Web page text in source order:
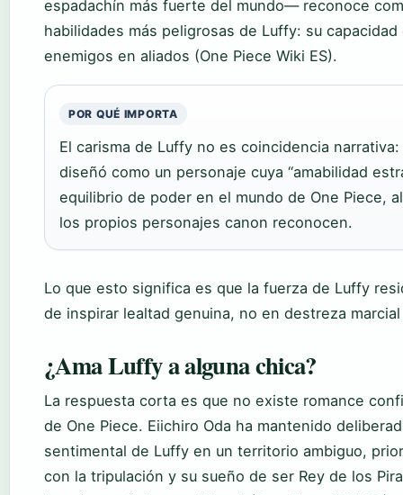
espadachín más fuerte del mundo— reconoce
habilidades más peligrosas de Luffy: su
enemigos en aliados (One Piece Wiki ES).
POR QUÉ IMPORTA
El carisma de Luffy no es coincidencia
diseñó como un personaje cuya “amabilidad
equilibrio de poder en el mundo de One Piece,
los propios personajes canon reconocen.
Lo que esto significa es que la fuerza de Luffy
de inspirar lealtad genuina, no en destreza
¿Ama Luffy a alguna chica?
La respuesta corta es que no existe romance
de One Piece. Eiichiro Oda ha mantenido
sentimental de Luffy en un territorio ambiguo,
con la tripulación y su sueño de ser Rey de los